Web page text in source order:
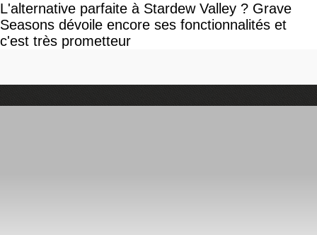
L'alternative parfaite à Stardew Valley ? Grave
Seasons dévoile encore ses fonctionnalités et
c'est très prometteur